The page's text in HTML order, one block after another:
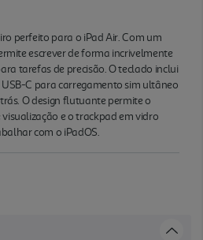
perfeito para o iPad Air. Com um
escrever de forma incrivelmente
tarefas de precisão. O teclado inclui
C para carregamento sim ultâneo
O design flutuante permite o
e o trackpad em vidro
com o iPadOS.